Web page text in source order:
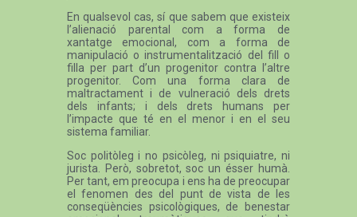
En qualsevol cas, sí que sabem que existeix
l’alienació parental com a forma de
xantatge emocional, com a forma de
manipulació o instrumentalització del fill o
filla per part d’un progenitor contra l’altre
progenitor. Com una forma clara de
maltractament i de vulneració dels drets
dels infants; i dels drets humans per
l’impacte que té en el menor i en el seu
sistema familiar.
Soc politòleg i no psicòleg, ni psiquiatre, ni
jurista. Però, sobretot, soc un ésser humà.
Per tant, em preocupa i ens ha de preocupar
el fenomen des del punt de vista de les
conseqüències psicològiques, de benestar